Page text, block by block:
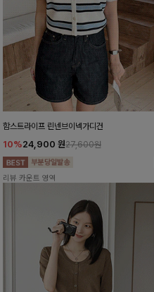
함스트라이프 린넨브이넥가디건
10%24,900 원27,600원
리뷰 카운트 영역